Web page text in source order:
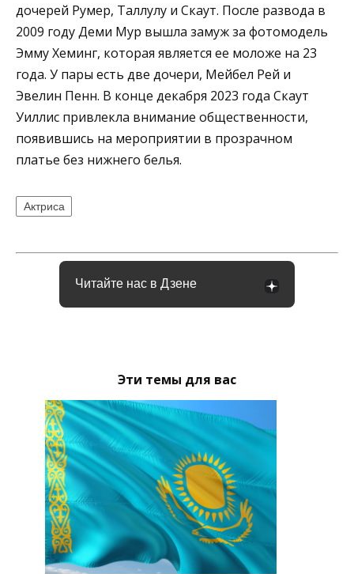
дочерей Румер, Таллулу и Скаут. После развода в
2009 году Деми Мур вышла замуж за фотомодель
Эмму Хеминг, которая является ее моложе на 23
года. У пары есть две дочери, Мейбел Рей и
Эвелин Пенн. В конце декабря 2023 года Скаут
Уиллис привлекла внимание общественности,
появившись на мероприятии в прозрачном
платье без нижнего белья.
Актриса
Читайте нас в Дзене
Эти темы для вас